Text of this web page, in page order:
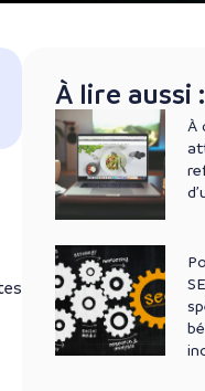
À lire aussi :
À